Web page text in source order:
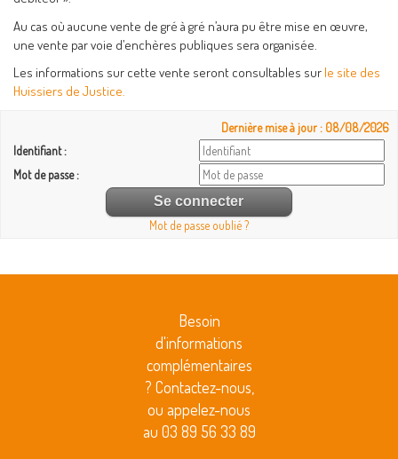
Au cas où aucune vente de gré à gré n’aura pu être mise en œuvre,
une vente par voie d’enchères publiques sera organisée.
Les informations sur cette vente seront consultables sur le site des
Huissiers de Justice.
Dernière mise à jour : 08/08/2026
Identifiant :
Mot de passe :
Mot de passe oublié ?
Besoin
d'informations
complémentaires
? Contactez-nous,
ou appelez-nous
au 03 89 56 33 89